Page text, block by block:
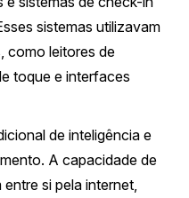
sistemas utilizavam
como leitores de
toque e interfaces
de inteligência e
A capacidade de
si pela internet,